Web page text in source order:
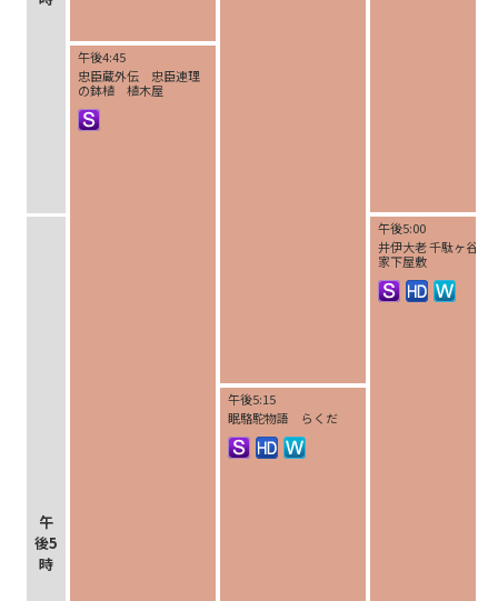
午後4:45
忠臣蔵外伝 忠臣連理
の鉢植 植木屋
午
後5
時
午後5:00
井伊大老 千駄ヶ谷井
家下屋敷
午後5:15
眠駱駝物語 らくだ